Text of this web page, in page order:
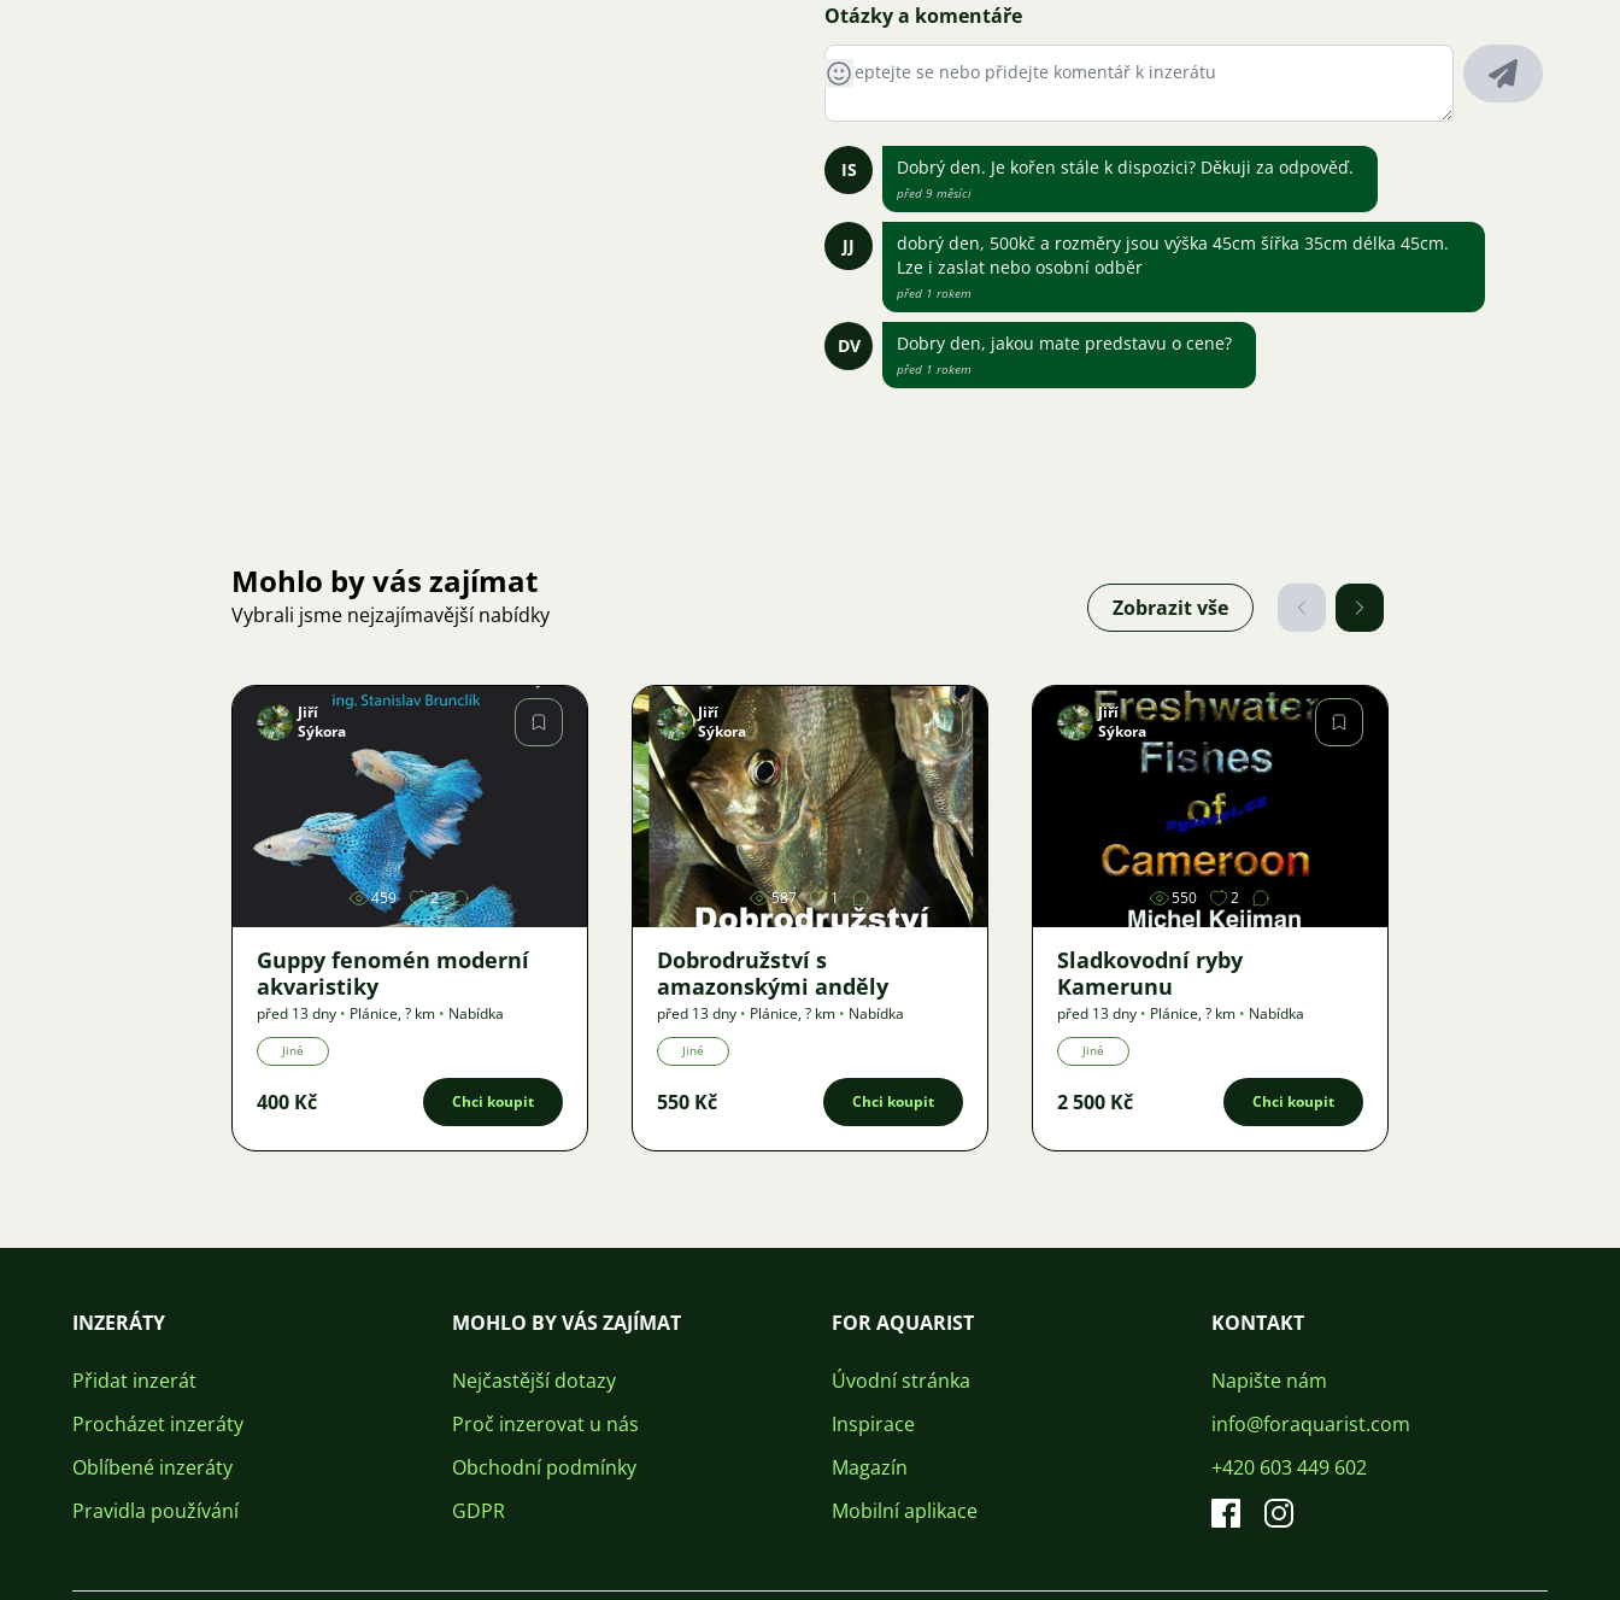
Otázky a komentáře
IS Dobrý den. Je kořen stále k dispozici? Děkuji za odpověď.
před 9 měsíci
JJ
dobrý den, 500kč a rozměry jsou výška 45cm šířka 35cm délka 45cm.
Lze i zaslat nebo osobní odběr
před 1 rokem
DV Dobry den, jakou mate predstavu o cene?
před 1 rokem
Mohlo by vás zajímat
Vybrali jsme nejzajímavější nabídky Zobrazit vše
Obrázek
Jiří
Sýkora
459 2
Guppy fenomén moderní
akvaristiky
před 13 dny • Plánice,? km • Nabídka
Jiné
400 Kč Chci koupit
Obrázek
Jiří
Sýkora
587 1
Dobrodružství s
amazonskými anděly
před 13 dny • Plánice,? km • Nabídka
Jiné
550 Kč Chci koupit
Obrázek
Jiří
Sýkora
550 2
Sladkovodní ryby
Kamerunu
před 13 dny • Plánice,? km • Nabídka
Jiné
2 500 Kč Chci koupit
INZERÁTY
Přidat inzerát
Procházet inzeráty
Oblíbené inzeráty
Pravidla používání
MOHLO BY VÁS ZAJÍMAT
Nejčastější dotazy
Proč inzerovat u nás
Obchodní podmínky
GDPR
FOR AQUARIST
Úvodní stránka
Inspirace
Magazín
Mobilní aplikace
KONTAKT
Napište nám
info@foraquarist.com
+420 603 449 602